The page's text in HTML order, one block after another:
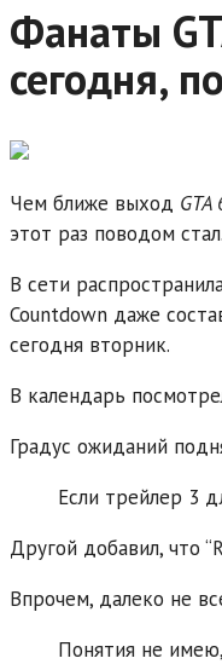
Фанаты
сегодня,
Чем ближе выход GTA
этот раз поводом
В сети
Countdown даже
сегодня вторник.
В календарь
Градус ожиданий
Если трейлер 3
Другой добавил, что
Впрочем, далеко не
Понятия не